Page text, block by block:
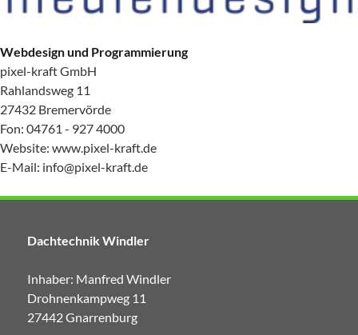
Webdesign und Programmierung
pixel-kraft GmbH
Rahlandsweg 11
27432 Bremervörde
Fon: 04761 - 927 4000
Website: www.pixel-kraft.de
E-Mail: info@pixel-kraft.de
Dachtechnik Windler
Inhaber: Manfred Windler
Drohnenkampweg 11
27442 Gnarrenburg